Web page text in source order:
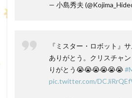
— 小島秀夫
『ミスター・ロボット』
ありがとう。クリスチャ
りがとう😭😭😭😭😭😭
pic.twitter.com/